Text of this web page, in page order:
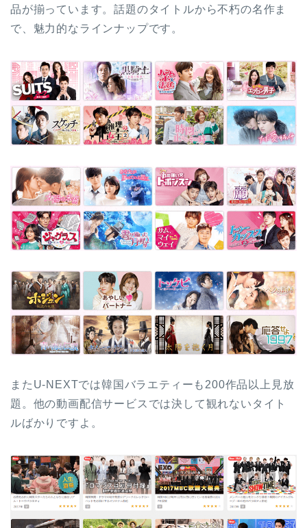
品が揃っています。話題のタイトルから不朽の名作ま
で、魅力的なラインナップです。
またU-NEXTでは韓国バラエティーも200作品以上見放
題。他の動画配信サービスでは決して観れないタイト
ルばかりですよ。